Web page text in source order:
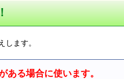
ます。
ある場合に使います。